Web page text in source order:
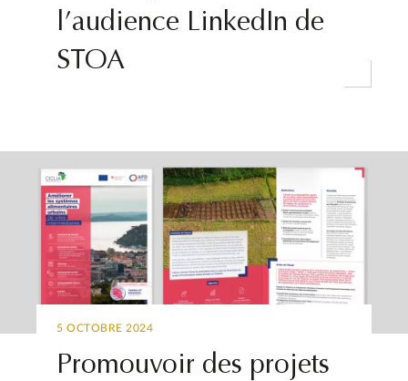
l’audience LinkedIn de
STOA
5 OCTOBRE 2024
Promouvoir des projets